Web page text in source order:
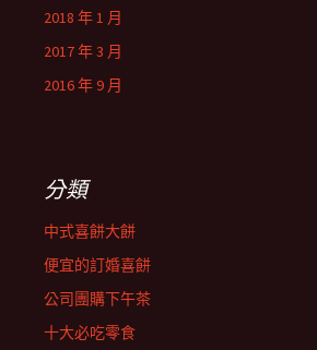
2018 年 1 月
2017 年 3 月
2016 年 9 月
分類
中式喜餅大餅
便宜的訂婚喜餅
公司團購下午茶
十大必吃零食